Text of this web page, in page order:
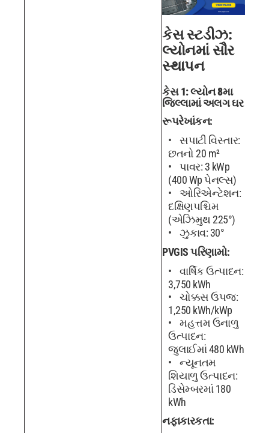
કેસ સ્ટડીઝ:
લ્યોનમાં સૌર
સ્થાપન
કેસ 1: લ્યોન 8મા
જિલ્લામાં અલગ ઘર
રૂપરેખાંકન:
સપાટી વિસ્તાર:
છતનો 20 m²
પાવર: 3 kWp
(400 Wp પેનલ્સ)
ઓરિએન્ટેશન:
દક્ષિણપશ્ચિમ
(એઝિમુથ 225°)
ઝુકાવ: 30°
PVGIS પરિણામો:
વાર્ષિક ઉત્પાદન:
3,750 kWh
ચોક્કસ ઉપજ:
1,250 kWh/kWp
મહત્તમ ઉનાળુ
ઉત્પાદન:
જુલાઈમાં 480 kWh
ન્યૂનતમ
શિયાળુ ઉત્પાદન:
ડિસેમ્બરમાં 180
kWh
નફાકારકતા: